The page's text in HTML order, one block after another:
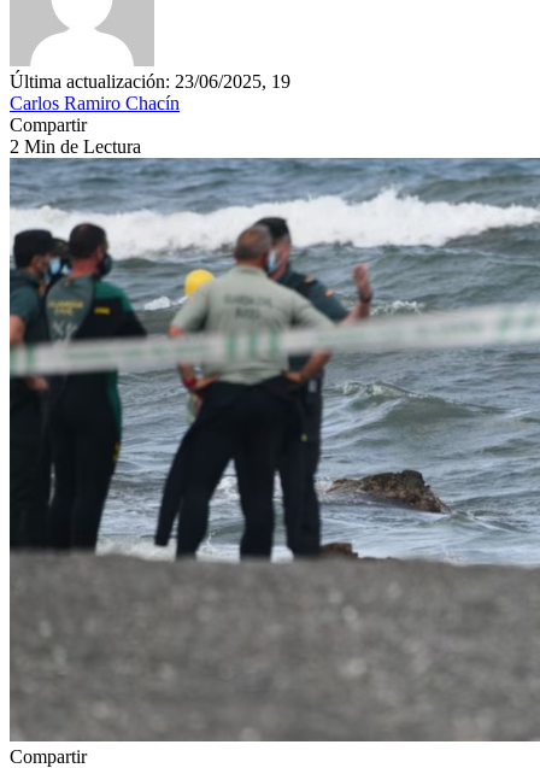
Última actualización: 23/06/2025, 19
Carlos Ramiro Chacín
Compartir
2 Min de Lectura
Compartir